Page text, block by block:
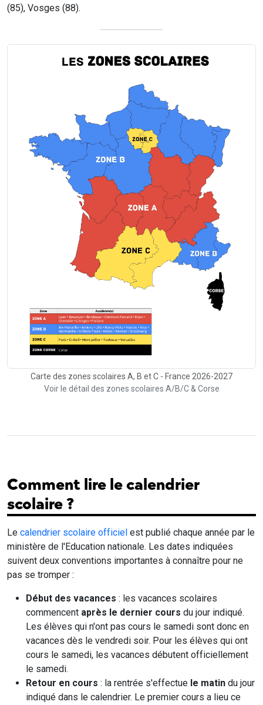
(85), Vosges (88).
Carte des zones scolaires A, B et C - France 2026-2027
Voir le détail des zones scolaires A/B/C & Corse
Comment lire le calendrier
scolaire ?
Le calendrier scolaire officiel est publié chaque année par le
ministère de l'Education nationale. Les dates indiquées
suivent deux conventions importantes à connaître pour ne
pas se tromper :
Début des vacances : les vacances scolaires
commencent après le dernier cours du jour indiqué.
Les élèves qui n'ont pas cours le samedi sont donc en
vacances dès le vendredi soir. Pour les élèves qui ont
cours le samedi, les vacances débutent officiellement
le samedi.
Retour en cours : la rentrée s'effectue le matin du jour
indiqué dans le calendrier. Le premier cours a lieu ce